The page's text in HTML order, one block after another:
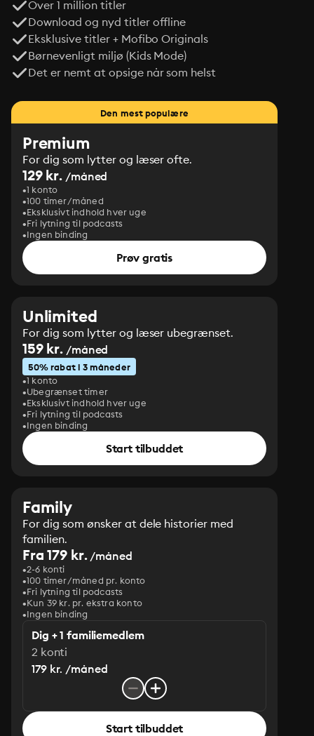
Over 1 million titler
Download og nyd titler offline
Eksklusive titler + Mofibo Originals
Børnevenligt miljø (Kids Mode)
Det er nemt at opsige når som helst
Den mest populære
Premium
For dig som lytter og læser ofte.
129 kr. /måned
1 konto
100 timer/måned
Eksklusivt indhold hver uge
Fri lytning til podcasts
Ingen binding
Prøv gratis
Unlimited
For dig som lytter og læser ubegrænset.
159 kr. /måned
50% rabat i 3 måneder
1 konto
Ubegrænset timer
Eksklusivt indhold hver uge
Fri lytning til podcasts
Ingen binding
Start tilbuddet
Family
For dig som ønsker at dele historier med
familien.
Fra 179 kr./måned
2-6 konti
100 timer/måned pr. konto
Fri lytning til podcasts
Kun 39 kr. pr. ekstra konto
Ingen binding
Dig + 1 familiemedlem
2 konti
179 kr. /måned
Start tilbuddet